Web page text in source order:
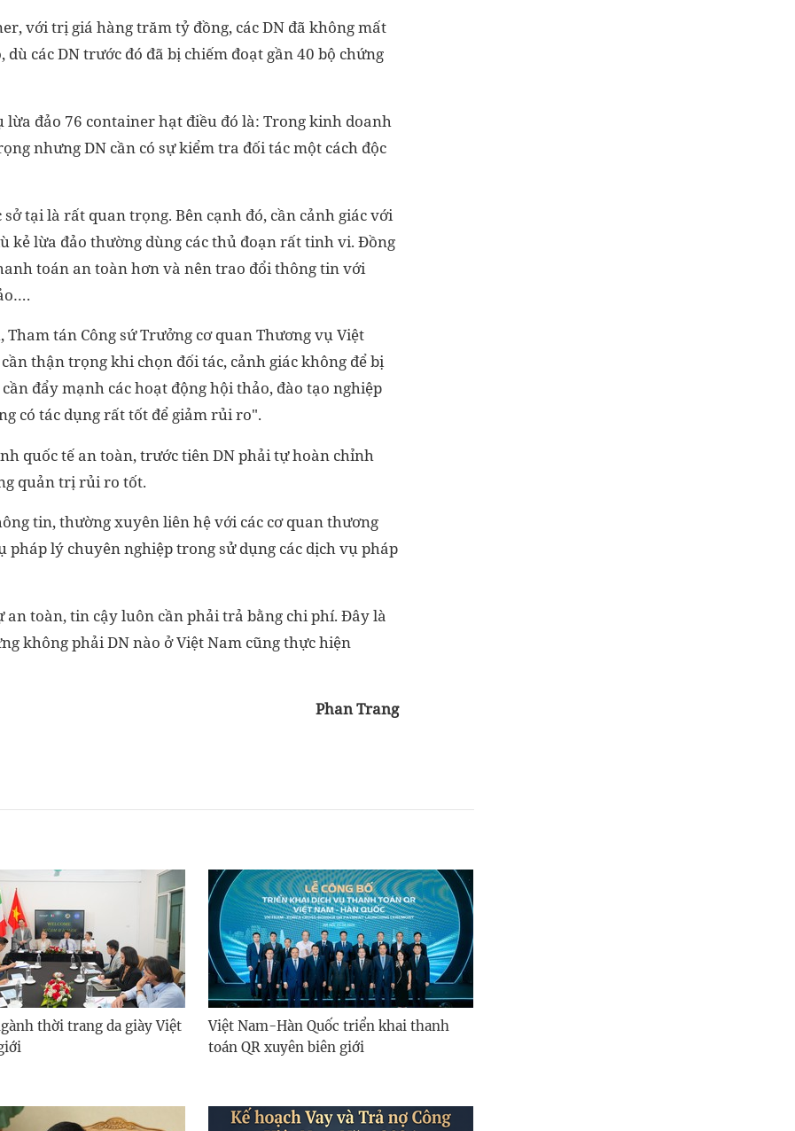
với trị giá hàng trăm tỷ đồng, các DN đã không mất
các DN trước đó đã bị chiếm đoạt gần 40 bộ chứng
đảo 76 container hạt điều đó là: Trong kinh doanh
nhưng DN cần có sự kiểm tra đối tác một cách độc
tại là rất quan trọng. Bên cạnh đó, cần cảnh giác với
kẻ lừa đảo thường dùng các thủ đoạn rất tinh vi. Đồng
toán an toàn hơn và nên trao đổi thông tin với
tán Công sứ Trưởng cơ quan Thương vụ Việt
thận trọng khi chọn đối tác, cảnh giác không để bị
đẩy mạnh các hoạt động hội thảo, đào tạo nghiệp
có tác dụng rất tốt để giảm rủi ro".
quốc tế an toàn, trước tiên DN phải tự hoàn chỉnh
quản trị rủi ro tốt.
tin, thường xuyên liên hệ với các cơ quan thương
pháp lý chuyên nghiệp trong sử dụng các dịch vụ pháp
toàn, tin cậy luôn cần phải trả bằng chi phí. Đây là
không phải DN nào ở Việt Nam cũng thực hiện
Phan Trang
thời trang da giày Việt
Việt Nam-Hàn Quốc triển khai thanh
toán QR xuyên biên giới